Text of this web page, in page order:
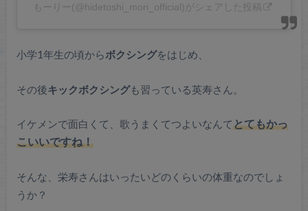
もーりー(@hidetoshi_mori_official)がシェアした投稿
小学1年生の頃からボクシングをはじめ、
その後キックボクシングも習っている英寿さん。
イケメンで面白くて、歌うまくてつよいなんてとてもかっ
こいいですね！
そんな、栄寿さんはいったいどのくらいの体重なのでしょ
うか？